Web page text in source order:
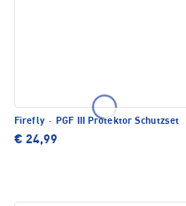
Firefly · PGF III Protektor Schutzset
€ 24,99